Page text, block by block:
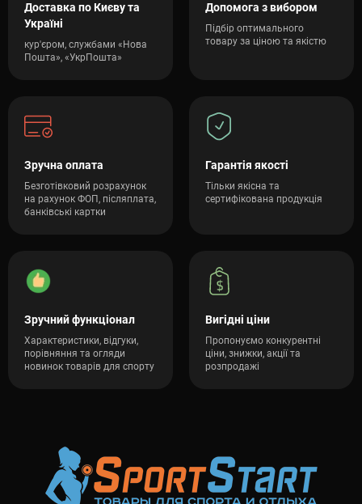
Доставка по Києву та
Україні
кур'єром, службами «Нова
Пошта», «УкрПошта»
Допомога з вибором
Підбір оптимального
товару за ціною та якістю
Зручна оплата
Безготівковий розрахунок
на рахунок ФОП, післяплата,
банківські картки
Гарантія якості
Тільки якісна та
сертифікована продукція
Зручний функціонал
Характеристики, відгуки,
порівняння та огляди
новинок товарів для спорту
Вигідні ціни
Пропонуємо конкурентні
ціни, знижки, акції та
розпродажі